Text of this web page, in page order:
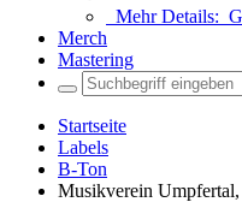
Mehr Details:
Merch
Mastering
Startseite
Labels
B-Ton
Musikverein